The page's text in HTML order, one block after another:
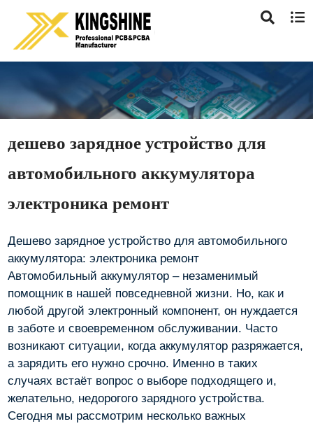
дешево зарядное устройство для
автомобильного аккумулятора
электроника ремонт
Дешево зарядное устройство для автомобильного
аккумулятора: электроника ремонт
Автомобильный аккумулятор – незаменимый
помощник в нашей повседневной жизни. Но, как и
любой другой электронный компонент, он нуждается
в заботе и своевременном обслуживании. Часто
возникают ситуации, когда аккумулятор разряжается,
а зарядить его нужно срочно. Именно в таких
случаях встаёт вопрос о выборе подходящего и,
желательно, недорогого зарядного устройства.
Сегодня мы рассмотрим несколько важных